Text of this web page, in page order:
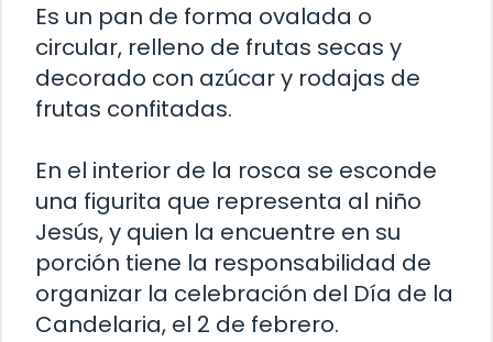
Es un pan de forma ovalada o
circular, relleno de frutas secas y
decorado con azúcar y rodajas de
frutas confitadas.
En el interior de la rosca se esconde
una figurita que representa al niño
Jesús, y quien la encuentre en su
porción tiene la responsabilidad de
organizar la celebración del Día de la
Candelaria, el 2 de febrero.